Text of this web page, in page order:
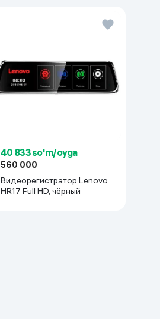
40 833 so'm/oyga
560 000
Видеорегистратор Lenovo
HR17 Full HD, чёрный